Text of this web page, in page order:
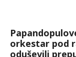
orkestar pod
oduševili